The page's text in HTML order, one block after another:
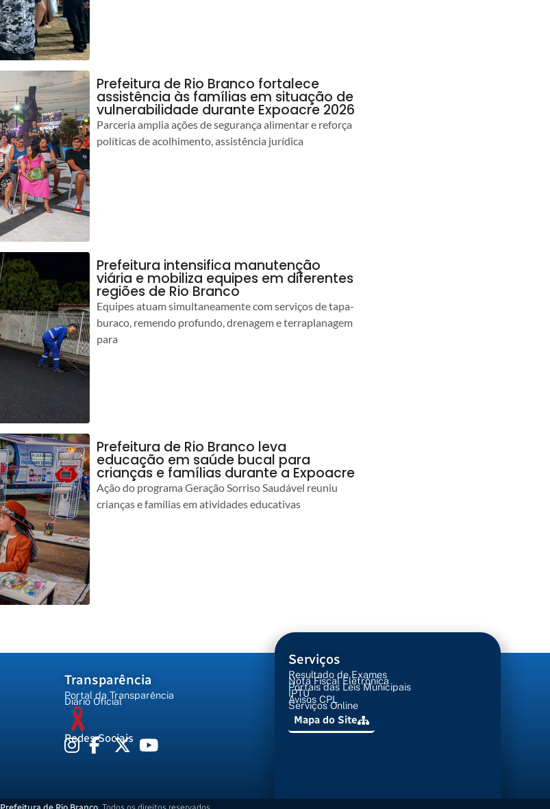
Prefeitura de Rio Branco fortalece
assistência às famílias em situação de
vulnerabilidade durante Expoacre 2026
Parceria amplia ações de segurança alimentar e reforça
políticas de acolhimento, assistência jurídica
Prefeitura intensifica manutenção
viária e mobiliza equipes em diferentes
regiões de Rio Branco
Equipes atuam simultaneamente com serviços de tapa-
buraco, remendo profundo, drenagem e terraplanagem
para
Prefeitura de Rio Branco leva
educação em saúde bucal para
crianças e famílias durante a Expoacre
Ação do programa Geração Sorriso Saudável reuniu
crianças e famílias em atividades educativas
Transparência
Portal da Transparência
Diário Oficial
Redes Sociais
Serviços
Resultado de Exames
Nota Fiscal Eletrônica
Portais das Leis Municipais
IPTU
Avisos CPL
Serviços Online
Mapa do Site